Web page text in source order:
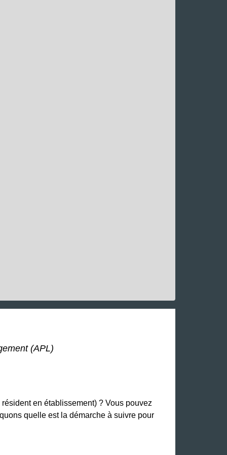
(APL)
en établissement) ? Vous pouvez
quelle est la démarche à suivre pour